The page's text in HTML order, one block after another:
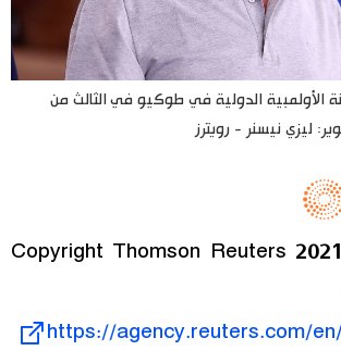
الأولمبية الدولية في طوكيو في الثالث من
(c) Copyright Thomson Reuters
https://agency.reuters.com/